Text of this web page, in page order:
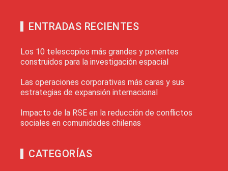
ENTRADAS RECIENTES
Los 10 telescopios más grandes y potentes
construidos para la investigación espacial
Las operaciones corporativas más caras y sus
estrategias de expansión internacional
Impacto de la RSE en la reducción de conflictos
sociales en comunidades chilenas
CATEGORÍAS